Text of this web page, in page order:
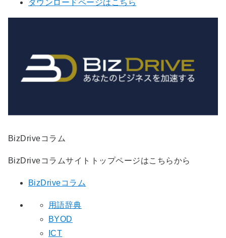
ダウンロードページはこちら
BizDriveコラム
BizDriveコラムサイトトップページはこちらから
BizDriveコラム
用語辞典
BYOD
ICT